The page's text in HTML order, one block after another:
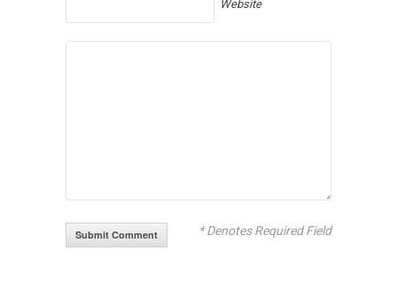
Website
* Denotes Required Field